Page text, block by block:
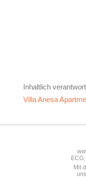
Inhaltlich
Villa Anesa
Mit